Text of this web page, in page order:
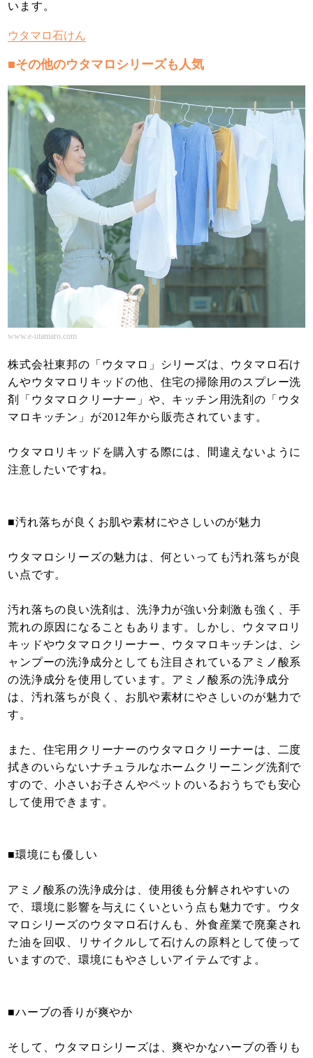
います。
ウタマロ石けん
■その他のウタマロシリーズも人気
www.e-utamaro.com
株式会社東邦の「ウタマロ」シリーズは、ウタマロ石け
んやウタマロリキッドの他、住宅の掃除用のスプレー洗
剤「ウタマロクリーナー」や、キッチン用洗剤の「ウタ
マロキッチン」が2012年から販売されています。
ウタマロリキッドを購入する際には、間違えないように
注意したいですね。
■汚れ落ちが良くお肌や素材にやさしいのが魅力
ウタマロシリーズの魅力は、何といっても汚れ落ちが良
い点です。
汚れ落ちの良い洗剤は、洗浄力が強い分刺激も強く、手
荒れの原因になることもあります。しかし、ウタマロリ
キッドやウタマロクリーナー、ウタマロキッチンは、シ
ャンプーの洗浄成分としても注目されているアミノ酸系
の洗浄成分を使用しています。アミノ酸系の洗浄成分
は、汚れ落ちが良く、お肌や素材にやさしいのが魅力で
す。
また、住宅用クリーナーのウタマロクリーナーは、二度
拭きのいらないナチュラルなホームクリーニング洗剤で
すので、小さいお子さんやペットのいるおうちでも安心
して使用できます。
■環境にも優しい
アミノ酸系の洗浄成分は、使用後も分解されやすいの
で、環境に影響を与えにくいという点も魅力です。ウタ
マロシリーズのウタマロ石けんも、外⾷産業で廃棄され
た油を回収、リサイクルして石けんの原料として使って
いますので、環境にもやさしいアイテムですよ。
■ハーブの香りが爽やか
そして、ウタマロシリーズは、爽やかなハーブの香りも